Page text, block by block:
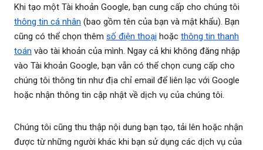
Khi tạo một Tài khoản Google, bạn cung cấp cho chúng tôi
thông tin cá nhân (bao gồm tên của bạn và mật khẩu). Bạn
cũng có thể chọn thêm số điện thoại hoặc thông tin thanh
toán vào tài khoản của mình. Ngay cả khi không đăng nhập
vào Tài khoản Google, bạn vẫn có thể chọn cung cấp cho
chúng tôi thông tin như địa chỉ email để liên lạc với Google
hoặc nhận thông tin cập nhật về dịch vụ của chúng tôi.
Chúng tôi cũng thu thập nội dung bạn tạo, tải lên hoặc nhận
được từ những người khác khi bạn sử dụng các dịch vụ của